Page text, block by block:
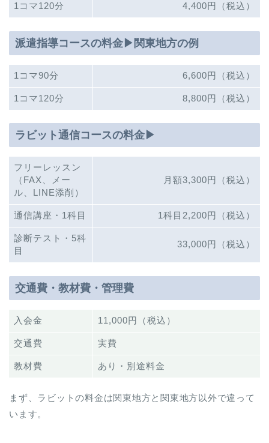
1コマ120分 4,400円（税込）
派遣指導コースの料金▶︎関東地方の例
1コマ90分 6,600円（税込）
1コマ120分 8,800円（税込）
ラビット通信コースの料金▶︎
フリーレッスン
（FAX、メー
ル、LINE添削）
月額3,300円（税込）
通信講座・1科目 1科目2,200円（税込）
診断テスト・5科
目
33,000円（税込）
交通費・教材費・管理費
入会金 11,000円（税込）
交通費 実費
教材費 あり・別途料金
まず、ラビットの料金は関東地方と関東地方以外で違って
います。